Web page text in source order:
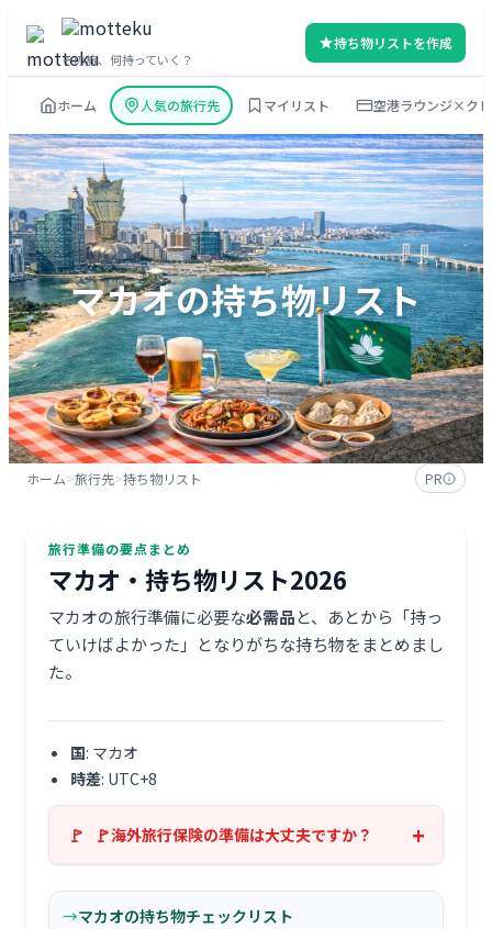
を
キ
ッ
プ
その旅、何持っていく？
持ち物リストを作成
ホーム 人気の旅行先 マイリスト 空港ラウンジ×ク
マカオの持ち物リスト
ホーム>旅行先>持ち物リスト PR
旅行準備の要点まとめ
マカオ・持ち物リスト2026
マカオの旅行準備に必要な必需品と、あとから「持っ
ていけばよかった」となりがちな持ち物をまとめまし
た。
国: マカオ
時差: UTC+8
海外旅行保険の準備は大丈夫ですか？
マカオの持ち物チェックリスト